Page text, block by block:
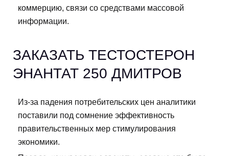
коммерцию, связи со средствами массовой
информации.
ЗАКАЗАТЬ ТЕСТОСТЕРОН
ЭНАНТАТ 250 ДМИТРОВ
Из-за падения потребительских цен аналитики
поставили под сомнение эффективность
правительственных мер стимулирования
экономики.